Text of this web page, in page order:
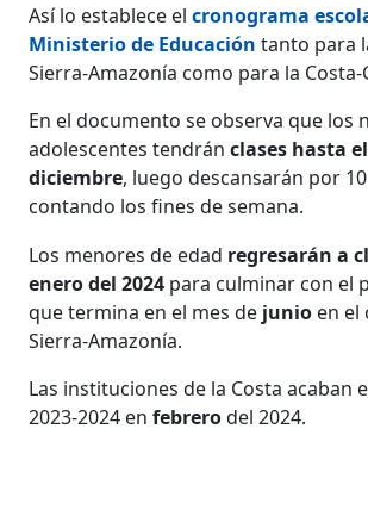
Así lo establece elcronograma
Ministerio de Educación tanto para
Sierra-Amazonía como para la Costa-
En el documento se observa que los
adolescentes tendránclases hasta
diciembre, luego descansarán por
contando los fines de semana.
Los menores de edad regresarán a
enero del 2024 para culminar con el
que termina en el mes de junio en el
Sierra-Amazonía.
Las instituciones de la Costa acaban
2023-2024 enfebrerodel 2024.